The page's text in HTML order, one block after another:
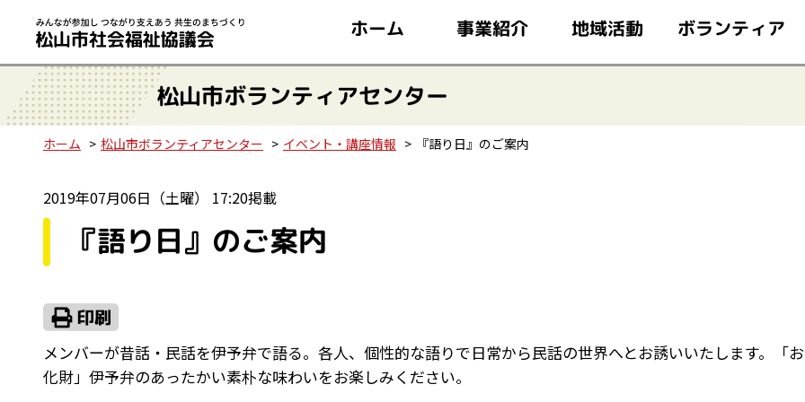
ホーム 事業紹介 地域活動 ボランティア
松山市ボランティアセンター
ホーム 松山市ボランティアセンター イベント・講座情報 『語り日』のご案内
2019年07月06日（土曜） 17:20掲載
『語り日』のご案内
メンバーが昔話・民話を伊予弁で語る。各人、個性的な語りで日常から民話の世界へとお誘いいたします。「
化財」伊予弁のあったかい素朴な味わいをお楽しみください。